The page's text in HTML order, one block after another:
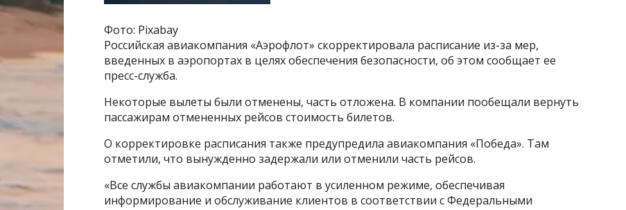
Фото: Pixabay
Российская авиакомпания «Аэрофлот» скорректировала расписание из-за мер,
введенных в аэропортах в целях обеспечения безопасности, об этом сообщает ее
пресс-служба.
Некоторые вылеты были отменены, часть отложена. В компании пообещали вернуть
пассажирам отмененных рейсов стоимость билетов.
О корректировке расписания также предупредила авиакомпания «Победа». Там
отметили, что вынужденно задержали или отменили часть рейсов.
«Все службы авиакомпании работают в усиленном режиме, обеспечивая
информирование и обслуживание клиентов в соответствии с Федеральными